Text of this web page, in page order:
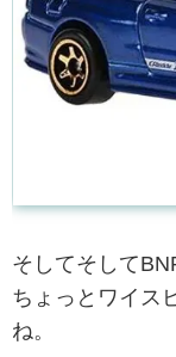
そしてそして
ちょっとワイス
ね。